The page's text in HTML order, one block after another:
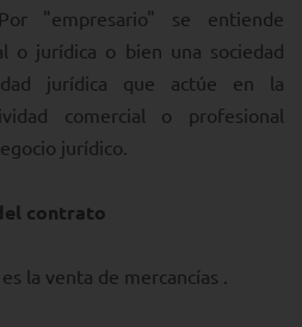
"empresario" se entiende
o jurídica o bien una sociedad
jurídica que actúe en la
comercial o profesional
jurídico.
contrato
la venta de mercancías .